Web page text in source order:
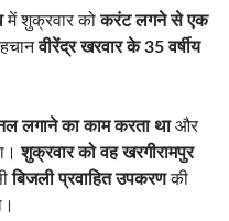
में शुक्रवार कोकरंट लगने से एक
वीरेंद्र खरवार के 35 वर्षीय
लगाने का काम करता थाऔर
शुक्रवार को वह खरगीरामपुर
बिजली प्रवाहित उपकरणकी